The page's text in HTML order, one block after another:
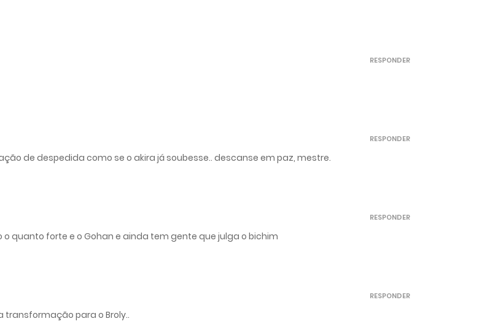
RESPONDER
de despedida como se o akira já soubesse.. descanse em paz, mestre.
RESPONDER
quanto forte e o Gohan e ainda tem gente que julga o bichim
RESPONDER
para o Broly..
RESPONDER